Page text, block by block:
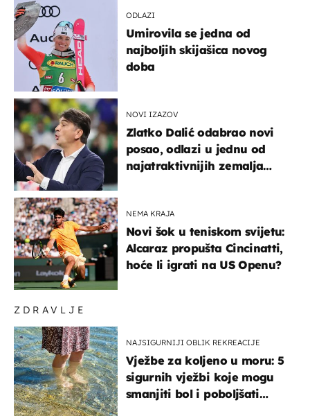
ZDRAVLJE
NAJSIGURNIJI OBLIK REKREACIJE
Vježbe za koljeno u moru: 5
sigurnih vježbi koje mogu
smanjiti bol i poboljšati
ODLAZI
Umirovila se jedna od
najboljih skijašica novog
doba
NOVI IZAZOV
Zlatko Dalić odabrao novi
posao, odlazi u jednu od
najatraktivnijih zemalja
NEMA KRAJA
Novi šok u teniskom svijetu:
Alcaraz propušta Cincinatti,
hoće li igrati na US Openu?